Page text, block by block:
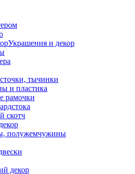
Украшения и декор
тычинки
и пластика
рамочки
скотч
полужемчужины
декор